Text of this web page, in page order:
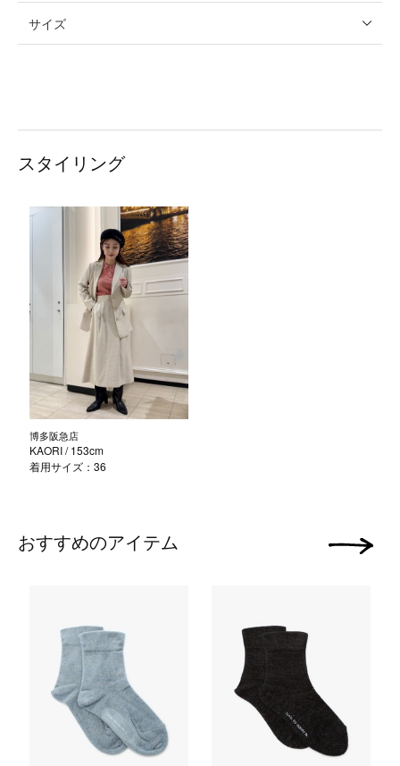
サイズ
スタイリング
博多阪急店
KAORI/ 153cm
着用サイズ：36
おすすめのアイテム 次の画像